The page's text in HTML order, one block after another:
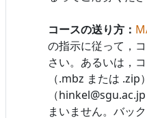
コースの送り方：
の指示に従って，
さい。あるいは，
（.mbz または
（
まいません。バッ